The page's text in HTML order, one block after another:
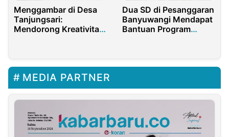
Menggambar di Desa
Tanjungsari:
Mendorong Kreativitas
Dua SD di Pesanggaran
Banyuwangi Mendapat
Bantuan Program
MEDIA PARTNER